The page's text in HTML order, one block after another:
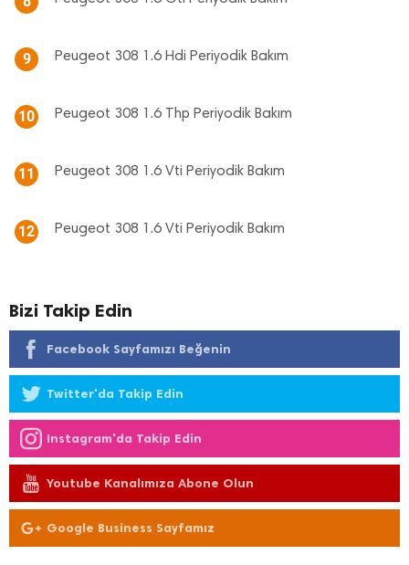
9 Peugeot 308 1.6 Hdi Periyodik Bakım
10 Peugeot 308 1.6 Thp Periyodik Bakım
11 Peugeot 308 1.6 Vti Periyodik Bakım
12 Peugeot 308 1.6 Vti Periyodik Bakım
Bizi Takip Edin
Facebook Sayfamızı Beğenin
Twitter'da Takip Edin
Instagram'da Takip Edin
Youtube Kanalımıza Abone Olun
Google Business Sayfamız